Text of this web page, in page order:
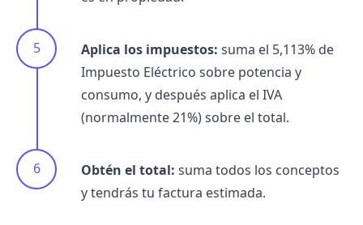
Aplica los impuestos: suma el 5,113% de
Impuesto Eléctrico sobre potencia y
consumo, y después aplica el IVA
(normalmente 21%) sobre el total.
Obtén el total: suma todos los conceptos
y tendrás tu factura estimada.